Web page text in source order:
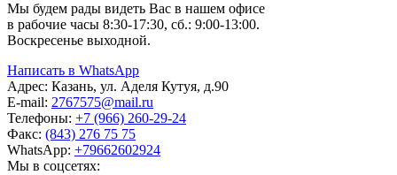
Мы будем рады видеть Вас в нашем офисе
в рабочие часы 8:30-17:30, сб.: 9:00-13:00.
Воскресенье выходной.
Написать в WhatsApp
Адрес: Казань, ул. Аделя Кутуя, д.90
E-mail: 2767575@mail.ru
Телефоны: +7 (966) 260-29-24
Факс: (843) 276 75 75
WhatsApp: +79662602924
Мы в соцсетях: